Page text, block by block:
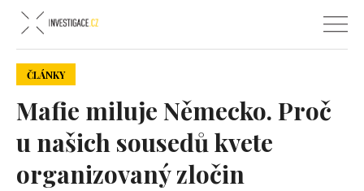
ČLÁNKY
Mafie miluje Německo. Proč
u našich sousedů kvete
organizovaný zločin